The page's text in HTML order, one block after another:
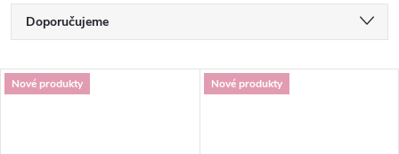
Ř
a
Doporučujeme
Nejdražší
V
Nové produkty Nové produkty